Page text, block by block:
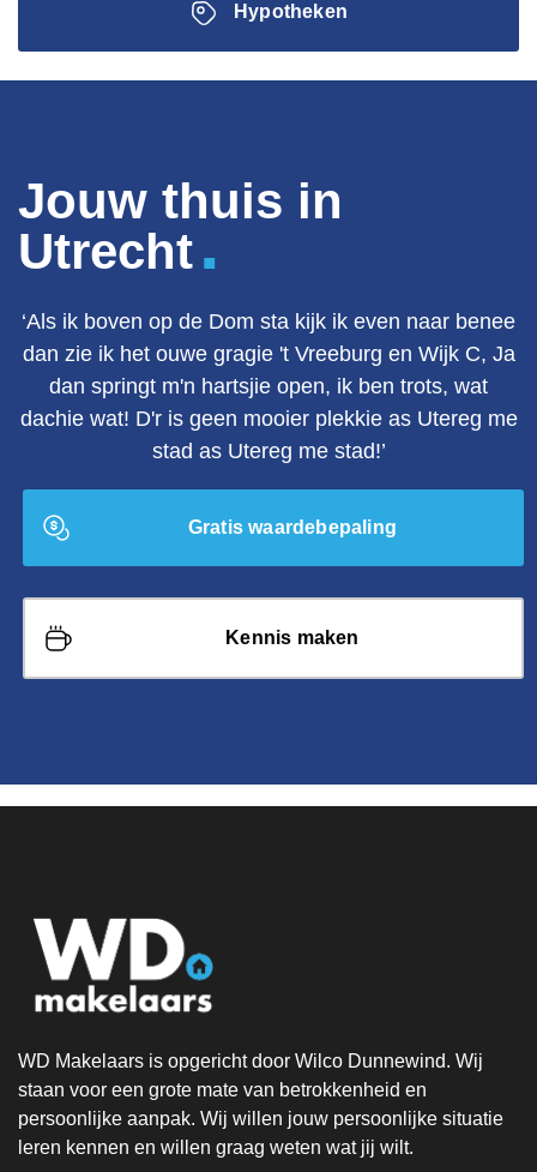
Hypotheken
Jouw thuis in
Utrecht.
‘Als ik boven op de Dom sta kijk ik even naar benee
dan zie ik het ouwe gragie 't Vreeburg en Wijk C, Ja
dan springt m'n hartsjie open, ik ben trots, wat
dachie wat! D'r is geen mooier plekkie as Utereg me
stad as Utereg me stad!’
Gratis waardebepaling
Kennis maken
WD Makelaars is opgericht door Wilco Dunnewind. Wij
staan voor een grote mate van betrokkenheid en
persoonlijke aanpak. Wij willen jouw persoonlijke situatie
leren kennen en willen graag weten wat jij wilt.